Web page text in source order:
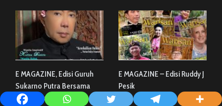
E MAGAZINE, Edisi Guruh
Sukarno Putra Bersama
Karlina Damirie
E MAGAZINE – Edisi Ruddy J
Pesik